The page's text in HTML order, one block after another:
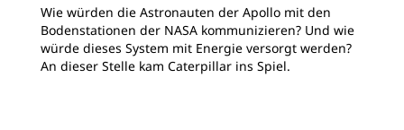
Wie würden die Astronauten der Apollo mit den
Bodenstationen der NASA kommunizieren? Und wie
würde dieses System mit Energie versorgt werden?
An dieser Stelle kam Caterpillar ins Spiel.